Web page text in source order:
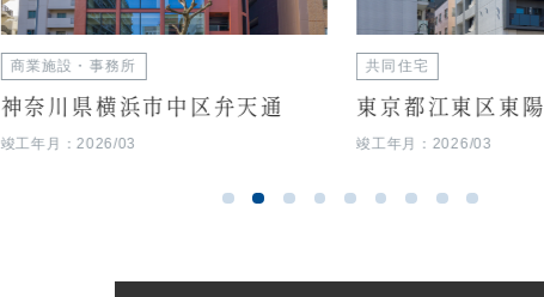
商業施設・事務所
神奈川県横浜市中区弁天通
竣工年月：2026/03
共同住宅
東京都江東区東陽
竣工年月：2026/03